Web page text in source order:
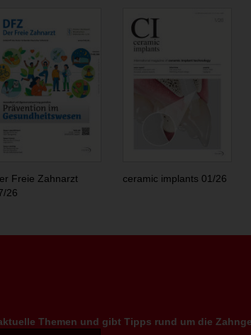
Freie Zahnarzt
26
ceramic implants 01/26
Themen und gibt Tipps rund um die